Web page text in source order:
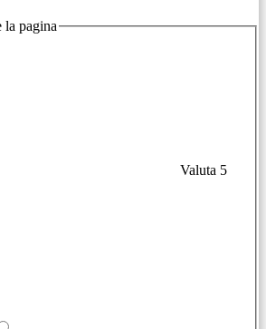
la pagina
Valuta 5